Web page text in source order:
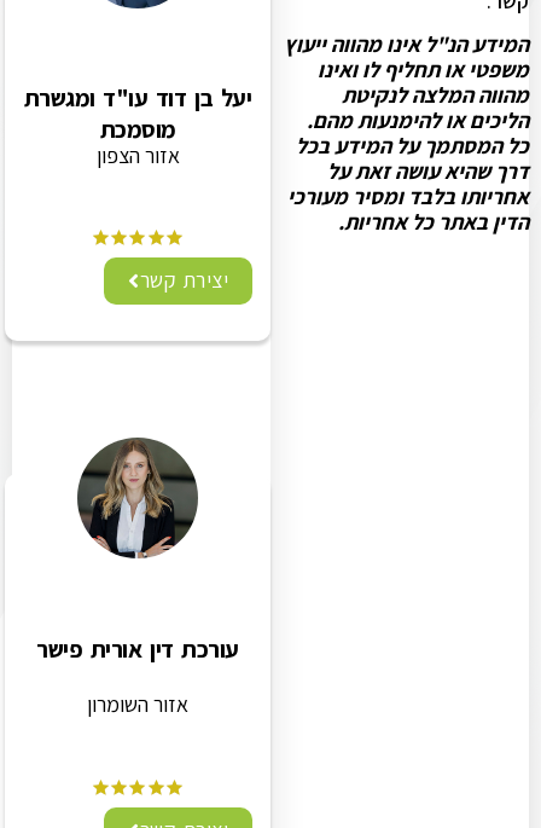
המידע הנ"ל אינו מהווה ייעוץ
משפטי או תחליף לו ואינו
מהווה המלצה לנקיטת
הליכים או להימנעות מהם.
כל המסתמך על המידע בכל
דרך שהיא עושה זאת על
אחריותו בלבד ומסיר מעורכי
הדין באתר כל אחריות.
יעל בן דוד עו"ד ומגשרת
מוסמכת
אזור הצפון
יצירת קשר
עורכת דין אורית פישר
אזור השומרון